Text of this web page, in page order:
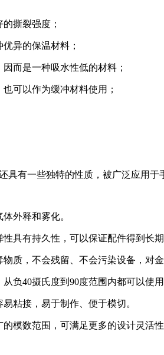
撕裂强度；
异的保温材料；
而是一种吸水性低的材料；
可以作为缓冲材料使用；
具有一些独特的性质，被广泛应用
外释和雾化。
具有持久性，可以保证配件得到长期
质，不会残留、不会污染设备，对金
负40摄氏度到90度范围内都可以使用
粘接，易于制作、便于模切。
模数范围，可满足更多的设计灵活性